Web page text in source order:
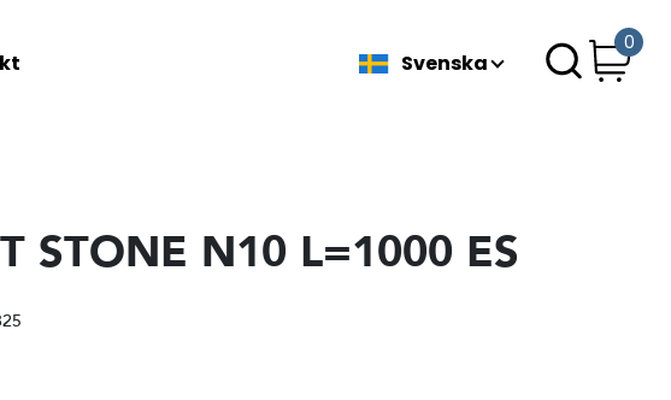
Svenska
0
STONE N10 L=1000 ES